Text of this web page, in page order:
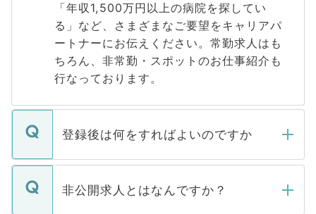
「年収1,500万円以上の病院を探してい
る」など、さまざまなご要望をキャリアパ
ートナーにお伝えください。常勤求人はも
ちろん、非常勤・スポットのお仕事紹介も
行なっております。
登録後は何をすればよいのですか
ご登録いただきましたら、弊社担当者がご
登録内容を確認し、その後メールもしくは
非公開求人とはなんですか？